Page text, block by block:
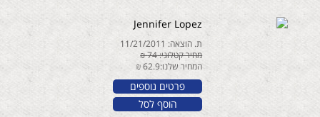
Jennifer Lopez
ת. הוצאה: 11/21/2011
מחיר קטלוגי: 74 ₪
המחיר שלנו:62.9 ₪
פרטים נוספים
הוסף לסל